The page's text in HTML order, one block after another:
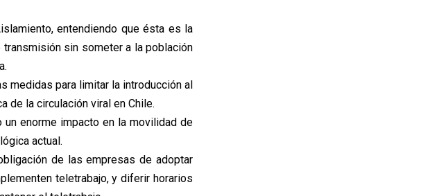
entendiendo que ésta es la
sin someter a la población
medidas para limitar la introducción al
de la circulación viral en Chile.
enorme impacto en la movilidad de
actual.
de las empresas de adoptar
teletrabajo, y diferir horarios